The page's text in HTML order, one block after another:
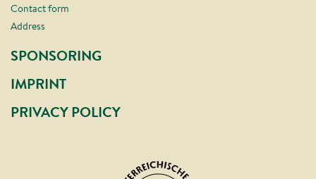
Contact form
Address
SPONSORING
IMPRINT
PRIVACY POLICY